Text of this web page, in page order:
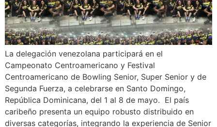
La delegación venezolana participará en el
Campeonato Centroamericano y Festival
Centroamericano de Bowling Senior, Super Senior y de
Segunda Fuerza, a celebrarse en Santo Domingo,
República Dominicana, del 1 al 8 de mayo. El país
caribeño presenta un equipo robusto distribuido en
diversas categorías, integrando la experiencia de Senior